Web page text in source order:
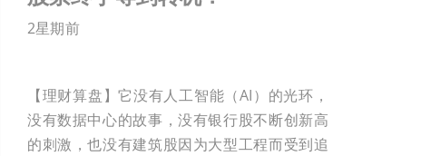
2星期前
【理财算盘】它没有人工智能（AI）的光环，
没有数据中心的故事，没有银行股不断创新高
的刺激，也没有建筑股因为大型工程而受到追